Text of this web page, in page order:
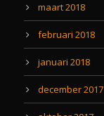
maart 2018
februari 2018
januari 2018
december 2017